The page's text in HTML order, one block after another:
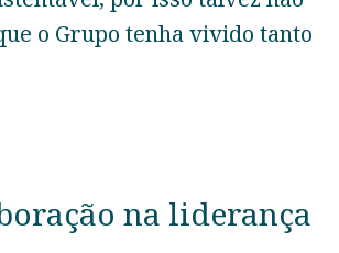
o Grupo tenha vivido tanto
na liderança